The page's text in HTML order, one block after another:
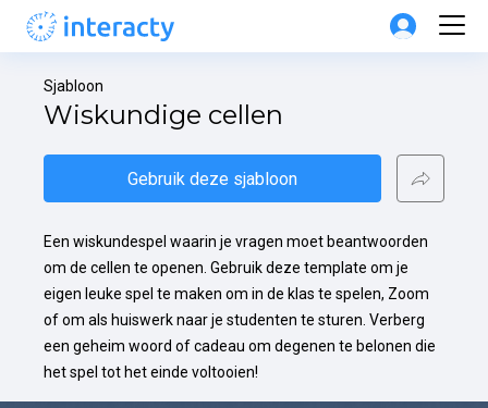
Sjabloon
Wiskundige cellen
Gebruik deze sjabloon
Een wiskundespel waarin je vragen moet beantwoorden
om de cellen te openen. Gebruik deze template om je
eigen leuke spel te maken om in de klas te spelen, Zoom
of om als huiswerk naar je studenten te sturen. Verberg
een geheim woord of cadeau om degenen te belonen die
het spel tot het einde voltooien!